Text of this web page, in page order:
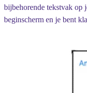
bijbehorende tekstvak op
beginscherm en je bent